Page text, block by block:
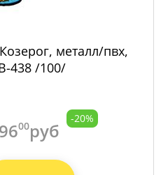
металл/пвх,
438 /100/
00руб
-20%